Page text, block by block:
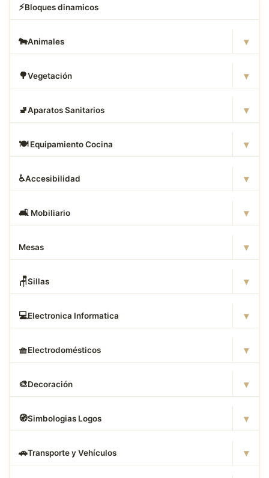
⚡Bloques dinamicos
🐄Animales ▾
🌳Vegetación ▾
🚽Aparatos Sanitarios ▾
🍽️ Equipamiento Cocina ▾
♿Accesibilidad ▾
🛋 ️ Mobiliario ▾
Mesas ▾
🪑Sillas ▾
💻Electronica Informatica ▾
🧺Electrodomésticos ▾
🎨Decoración ▾
🧭Simbologias Logos ▾
🚗Transporte y Vehículos ▾